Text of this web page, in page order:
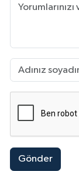
Gönder